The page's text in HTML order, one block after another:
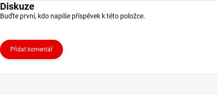
Diskuze
Buďte první, kdo napíše příspěvek k této položce.
Přidat komentář